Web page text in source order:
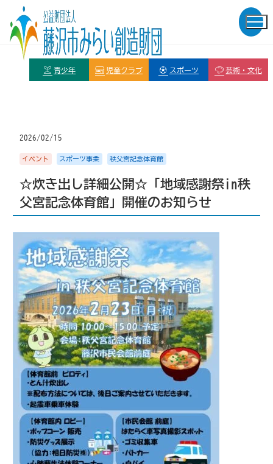
青少年 児童クラブ スポーツ 芸術・文化
2026/02/15
イベント スポーツ事業 秩父宮記念体育館
☆炊き出し詳細公開☆「地域感謝祭in秩
父宮記念体育館」開催のお知らせ